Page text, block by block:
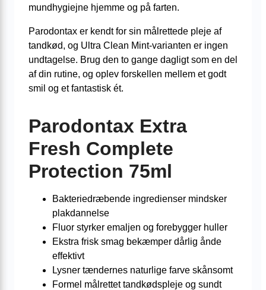
mundhygiejne hjemme og på farten.
Parodontax er kendt for sin målrettede pleje af
tandkød, og Ultra Clean Mint-varianten er ingen
undtagelse. Brug den to gange dagligt som en del
af din rutine, og oplev forskellen mellem et godt
smil og et fantastisk ét.
Parodontax Extra
Fresh Complete
Protection 75ml
Bakteriedræbende ingredienser mindsker
plakdannelse
Fluor styrker emaljen og forebygger huller
Ekstra frisk smag bekæmper dårlig ånde
effektivt
Lysner tændernes naturlige farve skånsomt
Formel målrettet tandkødspleje og sundt